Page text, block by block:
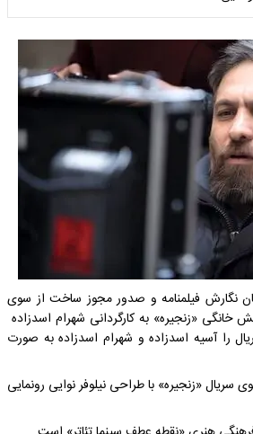
نگارش فیلمنامه و صدور مجوز ساخت از سوی
خانگی «زنجیره» به کارگردانی شهرام اسدزاده
را آسیه اسدزاده و شهرام اسدزاده به صورت
سریال «زنجیره» با طراحی نیلوفر نوایی رونمایی